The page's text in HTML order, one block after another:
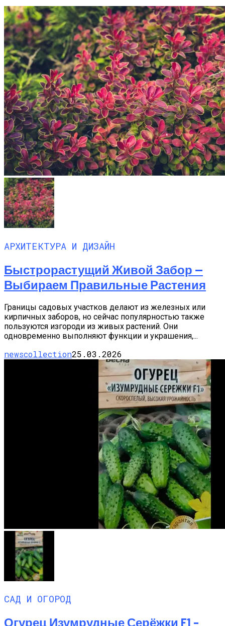
АРХИТЕКТУРА И ДИЗАЙН
Быстрорастущий Живой Забор —
Выбираем Правильные Растения
Границы садовых участков делают из железных или
кирпичных заборов, но сейчас популярностью также
пользуются изгороди из живых растений. Они
одновременно выполняют функции и украшения,...
newscollection25.03.2026
САД И ОГОРОД
Огурец Изумрудные Серёжки F1 –